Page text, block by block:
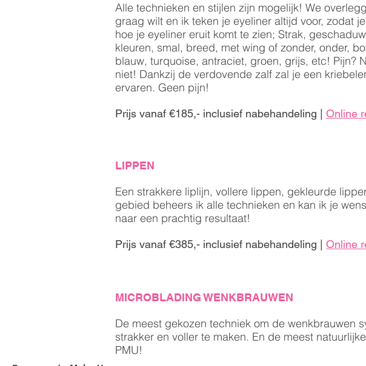
Alle technieken en stijlen zijn mogelijk! We
graag wilt en ik teken je eyeliner altijd voor, zodat
hoe je eyeliner eruit komt te zien; Strak,
kleuren, smal, breed, met wing of zonder, onder,
blauw, turquoise, antraciet, groen, grijs, etc! Pijn?
niet! Dankzij de verdovende zalf zal je een
ervaren. Geen pijn!
Prijs vanaf €185,- inclusief nabehandeling | Online
LIPPEN
Een strakkere liplijn, vollere lippen, gekleurde
gebied beheers ik alle technieken en kan ik je
naar een prachtig resultaat!
Prijs vanaf €385,- inclusief nabehandeling | Online
MICROBLADING WENKBRAUWEN
De meest gekozen techniek om de wenkbrauwen
strakker en voller te maken. En de meest
PMU!